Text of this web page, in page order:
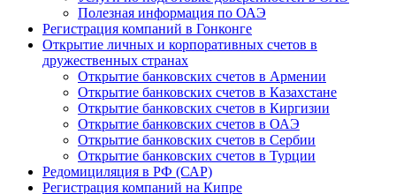
Полезная информация по ОАЭ
Регистрация компаний в Гонконге
Открытие личных и корпоративных счетов в
дружественных странах
Открытие банковских счетов в Армении
Открытие банковских счетов в Казахстане
Открытие банковских счетов в Киргизии
Открытие банковских счетов в ОАЭ
Открытие банковских счетов в Сербии
Открытие банковских счетов в Турции
Редомициляция в РФ (САР)
Регистрация компаний на Кипре